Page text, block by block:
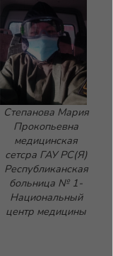
Степанова Мария
Прокопьевна
медицинская
сетсра ГАУ РС(Я)
Республиканская
больница № 1-
Национальный
центр медицины